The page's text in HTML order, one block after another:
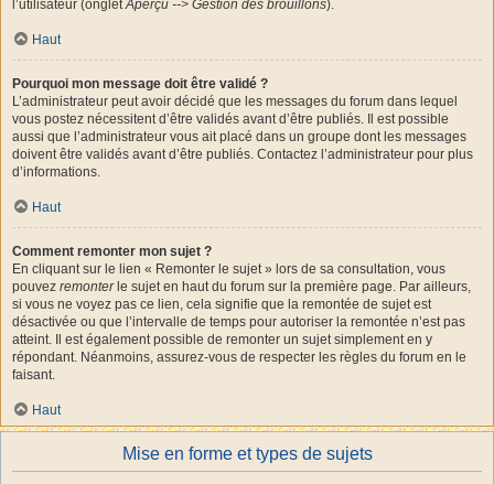
l’utilisateur (ongletAperçu --> Gestion des brouillons).
Haut
Pourquoi mon message doit être validé ?
L’administrateur peut avoir décidé que les messages du forum dans lequel
vous postez nécessitent d’être validés avant d’être publiés. Il est possible
aussi que l’administrateur vous ait placé dans un groupe dont les messages
doivent être validés avant d’être publiés. Contactez l’administrateur pour plus
d’informations.
Haut
Comment remonter mon sujet ?
En cliquant sur le lien « Remonter le sujet » lors de sa consultation, vous
pouvez remonterle sujet en haut du forum sur la première page. Par ailleurs,
si vous ne voyez pas ce lien, cela signifie que la remontée de sujet est
désactivée ou que l’intervalle de temps pour autoriser la remontée n’est pas
atteint. Il est également possible de remonter un sujet simplement en y
répondant. Néanmoins, assurez-vous de respecter les règles du forum en le
faisant.
Haut
Mise en forme et types de sujets